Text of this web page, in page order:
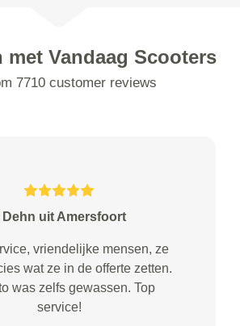
met Vandaag Scooters
7710 customer reviews
Dehn uit Amersfoort
vriendelijke mensen, ze
wat ze in de offerte zetten.
was zelfs gewassen. Top
service!